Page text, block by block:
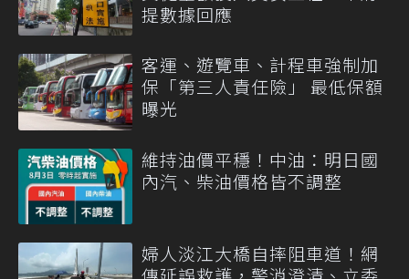
提數據回應
客運、遊覽車、計程車強制加
保「第三人責任險」 最低保額
曝光
維持油價平穩！中油：明日國
內汽、柴油價格皆不調整
婦人淡江大橋自摔阻車道！網